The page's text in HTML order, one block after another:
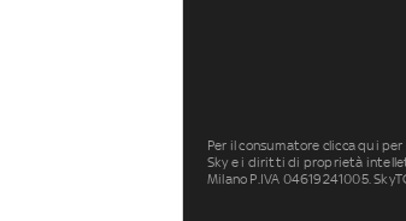
Per il consumatore clicca qui
Sky e i diritti di proprietà
Milano P.IVA 04619241005.